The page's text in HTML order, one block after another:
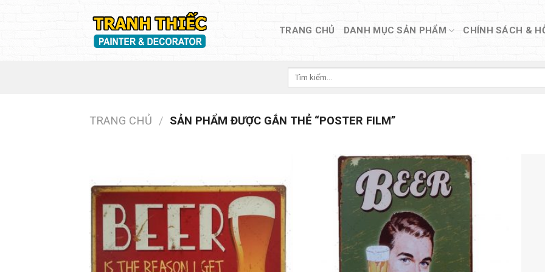
TRANG CHỦ DANH MỤC SẢN PHẨM CHÍNH SÁCH &
Tìm
TRANG CHỦ / SẢN PHẨM ĐƯỢC GẮN THẺ “POSTER FILM”